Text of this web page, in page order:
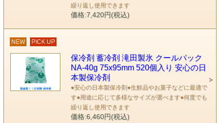
繰り返し使用できます
価格:7,420円(税込)
NEW PICK UP
保冷剤 蓄冷剤 滝田製氷 クールパック
NA-40g 75x95mm 520個入り 安心の日
本製保冷剤
●安心の日本製保冷剤●生鮮品やお菓子などに最適で
す●用途に応じて多様なサイズが選べます●何度でも
繰り返し使用できます
価格:6,460円(税込)